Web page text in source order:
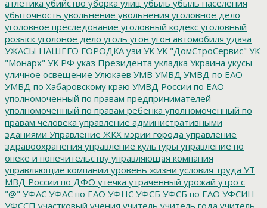
атлетика убийство уборка улиц убыль убыль населения
убыточность увольнение увольнения уголовное дело
уголовное преследование уголовный кодекс уголовный
розыск уголоное дело уголь угон угон автомобиля удача
УЖАСЫ НАШЕГО ГОРОДКА узи УК УК "ДомСтроСервис" УК
"Монарх" УК РФ указ Президента укладка Украина укусы
уличное освещение Улюкаев УМВ УМВД УМВД по ЕАО
УМВД по Хабаровскому краю УМВД России по ЕАО
уполномоченный по правам предпринимателей
уполномоченный по правам ребенка уполномоченный по
правам человека управление административными
зданиями Управление ЖКХ мэрии города управление
здравоохранения управление культуры управление по
опеке и попечительству управляющая компания
управляющие компании уровень жизни условия труда УТ
МВД России по ДФО утечка утраченный урожай утро с
"@" УФАС УФАС по ЕАО УФНС УФСБ УФСБ по ЕАО УФСИН
УФССП участковый учения учитель учитель года учитель